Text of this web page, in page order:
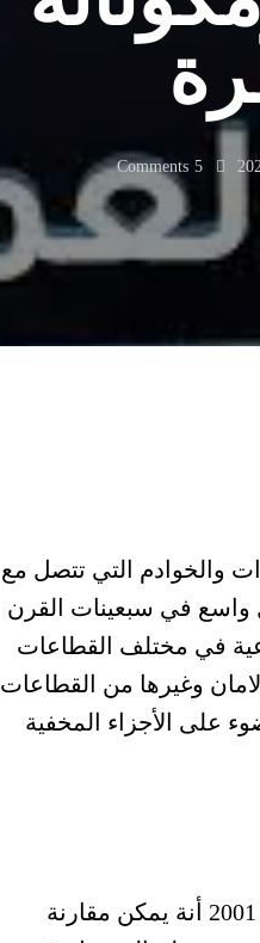
5
Comments
والخوادم التي تتصل مع
واسع في سبعينات القرن
في مختلف القطاعات
وغيرها من القطاعات
على الأجزاء المخفية
قال مايكل.ك. بريجمن في مقال له عام 2001 أنة يمكن مقارنة